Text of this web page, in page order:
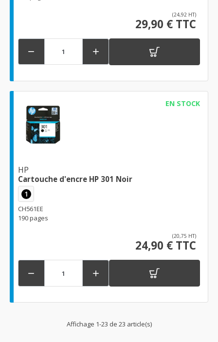
(24,92 HT)
29,90 € TTC
 
EN STOCK
HP
Cartouche d'encre HP 301 Noir
1
CH561EE
190 pages
(20,75 HT)
24,90 € TTC
 
Affichage 1-23 de 23 article(s)